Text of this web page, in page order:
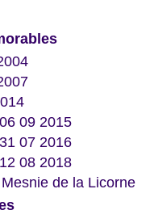
09 2015
07 2016
08 2018
de la Licorne